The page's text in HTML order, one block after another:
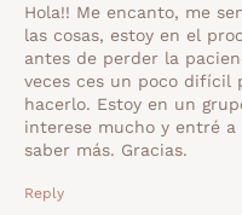
Hola!! Me encanto, me
las cosas, estoy en el
antes de perder la
veces ces un poco difícil
hacerlo. Estoy en un
interese mucho y entré
saber más. Gracias.
Reply